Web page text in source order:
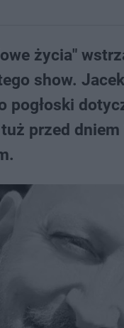
życia"
show.
pogłoski
przed